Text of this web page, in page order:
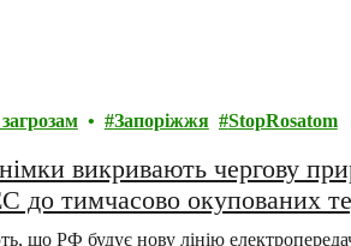
Запоріжжя StopRosatom
викривають чергову
до тимчасово окупованих
що РФ будує нову лінію